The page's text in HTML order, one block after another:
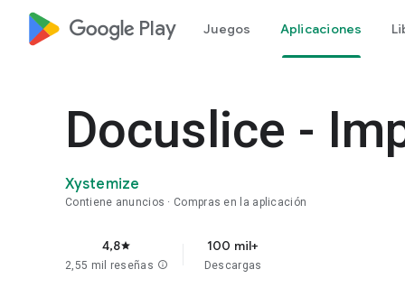
google_logo Play Juegos Aplicaciones
Docuslice -
Xystemize
Contiene anuncios Compras en la aplicación
4,8star
2,55 mil reseñas info
100 mil+
Descargas